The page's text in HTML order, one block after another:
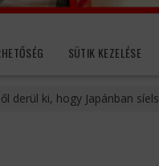
SÜTIK KEZELÉSE
derül ki, hogy Japánban